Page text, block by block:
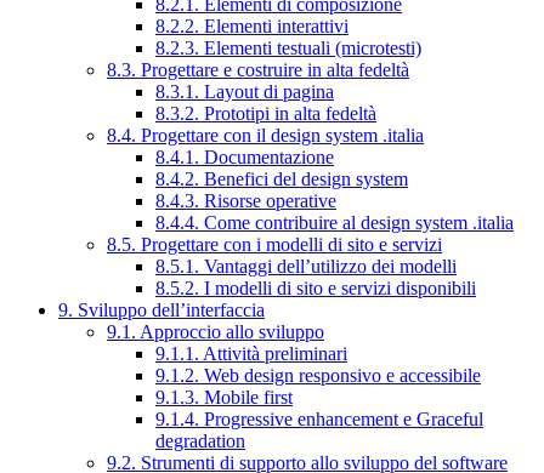
8.2.1. Elementi di composizione
8.2.2. Elementi interattivi
8.2.3. Elementi testuali (microtesti)
8.3. Progettare e costruire in alta fedeltà
8.3.1. Layout di pagina
8.3.2. Prototipi in alta fedeltà
8.4. Progettare con il design system .italia
8.4.1. Documentazione
8.4.2. Benefici del design system
8.4.3. Risorse operative
8.4.4. Come contribuire al design system .italia
8.5. Progettare con i modelli di sito e servizi
8.5.1. Vantaggi dell’utilizzo dei modelli
8.5.2. I modelli di sito e servizi disponibili
9. Sviluppo dell’interfaccia
9.1. Approccio allo sviluppo
9.1.1. Attività preliminari
9.1.2. Web design responsivo e accessibile
9.1.3. Mobile first
9.1.4. Progressive enhancement e Graceful
degradation
9.2. Strumenti di supporto allo sviluppo del software